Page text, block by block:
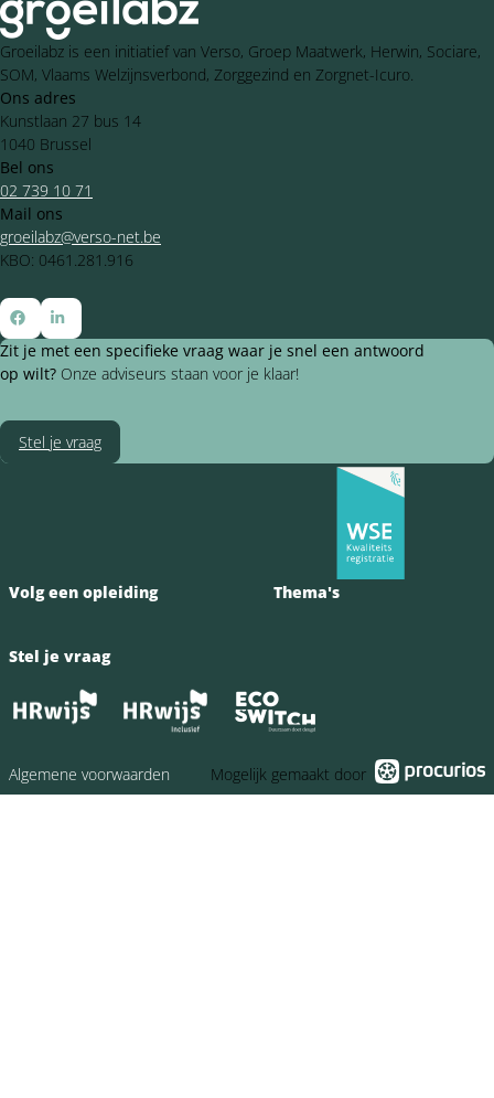
Groeilabz is een initiatief van Verso, Groep Maatwerk, Herwin, Sociare,
SOM, Vlaams Welzijnsverbond, Zorggezind en Zorgnet-Icuro.
Ons adres
Kunstlaan 27 bus 14
1040 Brussel
Bel ons
02 739 10 71
Mail ons
groeilabz@verso-net.be
KBO: 0461.281.916
Ga
naar
Ga
naar
Volg een opleiding Thema's
Stel je vraag
Zit je met een specifieke vraag waar je snel een antwoord
op wilt? Onze adviseurs staan voor je klaar!
Stel je vraag
Algemene voorwaarden Mogelijk gemaakt door